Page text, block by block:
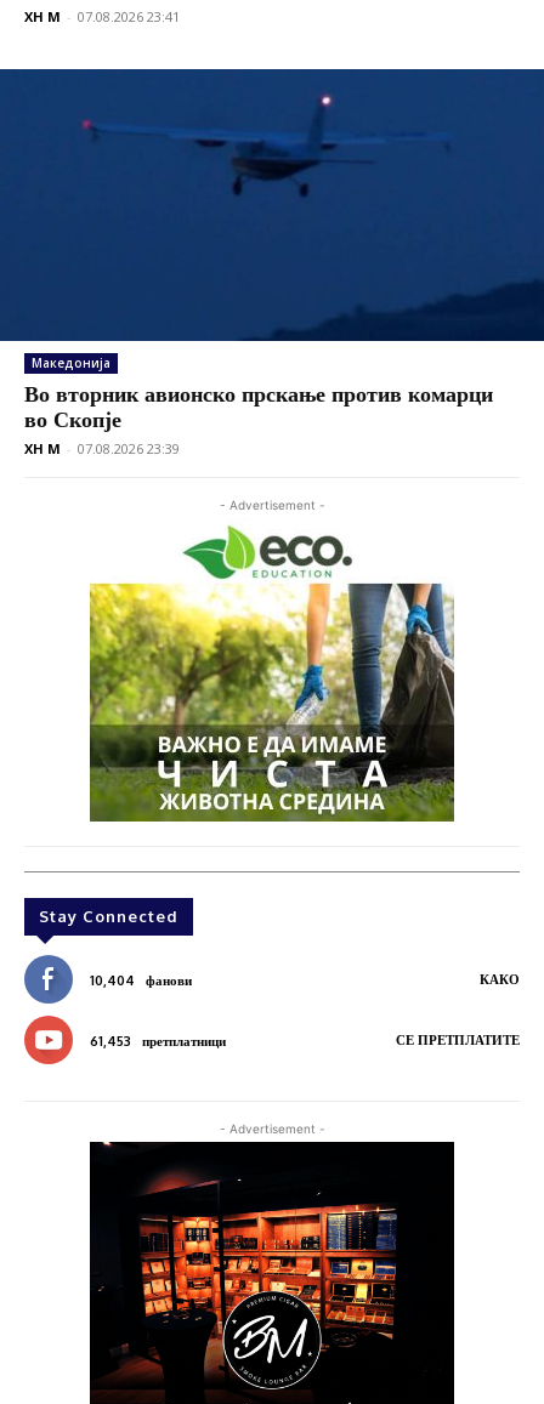
XH M - 07.08.2026 23:41
Македонија
Во вторник авионско прскање против комарци
во Скопје
XH M - 07.08.2026 23:39
- Advertisement -
Stay Connected
10,404 фанови КАКО
61,453 претплатници СЕ ПРЕТПЛАТИТЕ
- Advertisement -